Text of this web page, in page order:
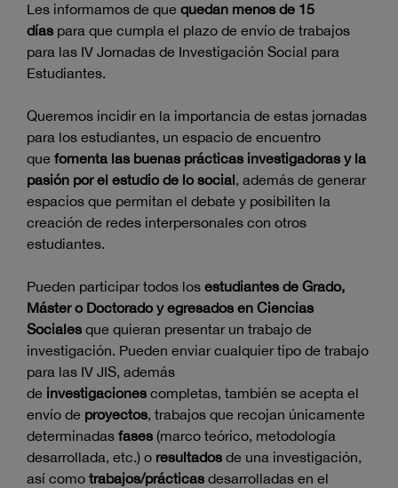
Les informamos de que quedan menos de 15
días para que cumpla el plazo de envío de trabajos
para las IV Jornadas de Investigación Social para
Estudiantes.
Queremos incidir en la importancia de estas jornadas
para los estudiantes, un espacio de encuentro
que fomenta las buenas prácticas investigadoras y la
pasión por el estudio de lo social, además de generar
espacios que permitan el debate y posibiliten la
creación de redes interpersonales con otros
estudiantes.
Pueden participar todos los estudiantes de Grado,
Máster o Doctorado y egresados en Ciencias
Sociales que quieran presentar un trabajo de
investigación. Pueden enviar cualquier tipo de trabajo
para las IV JIS, además
de investigaciones completas, también se acepta el
envío de proyectos, trabajos que recojan únicamente
determinadas fases (marco teórico, metodología
desarrollada, etc.) o resultados de una investigación,
así como trabajos/prácticas desarrolladas en el